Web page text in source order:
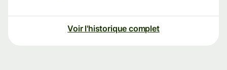
Voir l'historique complet